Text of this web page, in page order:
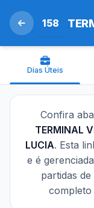
158
Dias Úteis
Confira
TERMINAL
LUCIA. Esta
e é
partidas de
completo